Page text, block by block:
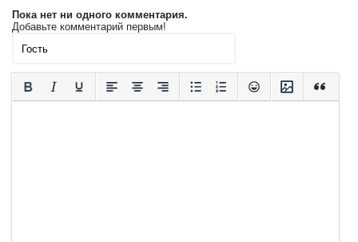
Пока нет ни одного комментария.
Добавьте комментарий первым!